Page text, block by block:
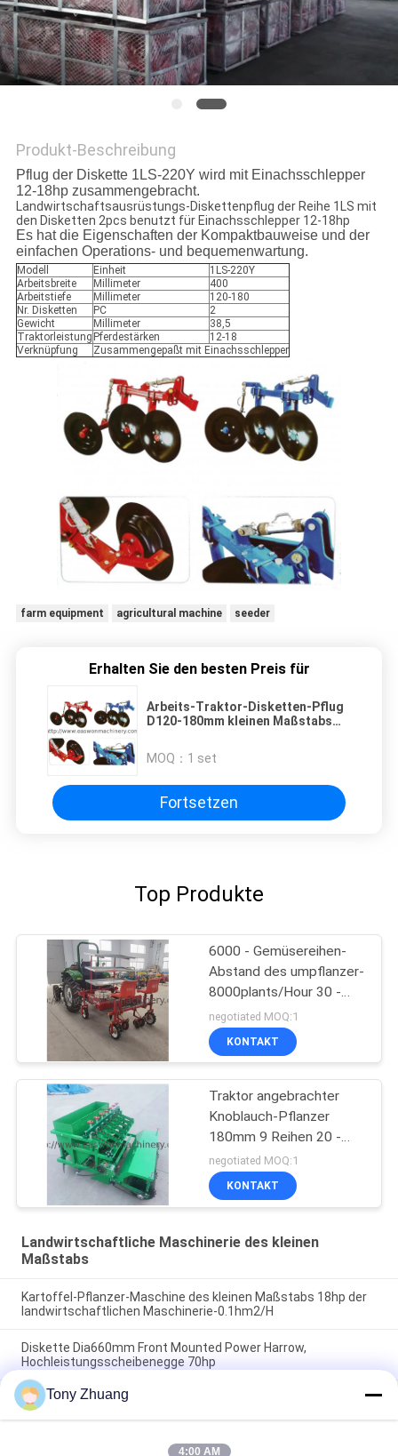
Produkt-Beschreibung
Pflug der Diskette 1LS-220Y wird mit Einachsschlepper
12-18hp zusammengebracht.
Landwirtschaftsausrüstungs-Diskettenpflug der Reihe 1LS mit
den Disketten 2pcs benutzt für Einachsschlepper 12-18hp
Es hat die Eigenschaften der Kompaktbauweise und der
einfachen Operations- und bequemenwartung.
Modell Einheit
1LS-220Y
Arbeitsbreite
Millimeter
400
Arbeitstiefe
Millimeter
120-180
Nr. Disketten
PC
2
Gewicht
Millimeter
38,5
Traktorleistung Pferdestärken
12-18
Verknüpfung
Zusammengepaßt mit Einachsschlepper
farm equipment agricultural machine seeder
Erhalten Sie den besten Preis für
Arbeits-Traktor-Disketten-Pflug
D120-180mm kleinen Maßstabs
MOQ： 1 set
Fortsetzen
Top Produkte
6000 - Gemüsereihen-
Abstand des umpflanzer-
8000plants/Hour 30 -
60cm
negotiated MOQ:1
KONTAKT
Traktor angebrachter
Knoblauch-Pflanzer
180mm 9 Reihen 20 -
50hp brachte Energie
zusammen
negotiated MOQ:1
KONTAKT
Landwirtschaftliche Maschinerie des kleinen
Maßstabs
Kartoffel-Pflanzer-Maschine des kleinen Maßstabs 18hp der
landwirtschaftlichen Maschinerie-0.1hm2/H
Diskette Dia660mm Front Mounted Power Harrow,
Hochleistungsscheibenegge 70hp
W500mm-kleinen Maßstabs Furchen-Pflug des
landwirtschaftliche Maschinerie-nahtloser Röhrenrohr-zwei
Tony Zhuang
4:00 AM